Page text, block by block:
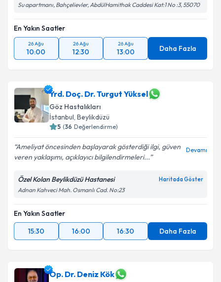
Su apartmanı, Bahçelievler, AbdülHamithak Caddesi Kat:1 No :3, 55070
En Yakın Saatler
26 Ağu
10:00
26 Ağu
12:30
26 Ağu
13:00 Daha Fazla
Yrd. Doç. Dr. Turgut Yüksel
Göz Hastalıkları
İstanbul, Beylikdüzü
5 (36 Değerlendirme)
Ameliyat öncesinden başlayarak gösterdiği ilgi, güven
veren yaklaşımı, açıklayıcı bilgilendirmeleri...
Devamı
Özel Kolan Beylikdüzü Hastanesi Haritada Göster
Adnan Kahveci Mah. Osmanlı Cad. No:23
En Yakın Saatler
15:30
16:00 16:30 Daha Fazla
Op. Dr. Deniz Kök